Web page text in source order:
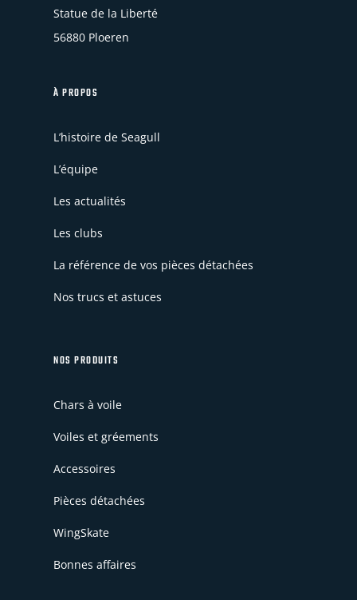
Statue de la Liberté
56880 Ploeren
À PROPOS
L’histoire de Seagull
L’équipe
Les actualités
Les clubs
La référence de vos pièces détachées
Nos trucs et astuces
NOS PRODUITS
Chars à voile
Voiles et gréements
Accessoires
Pièces détachées
WingSkate
Bonnes affaires